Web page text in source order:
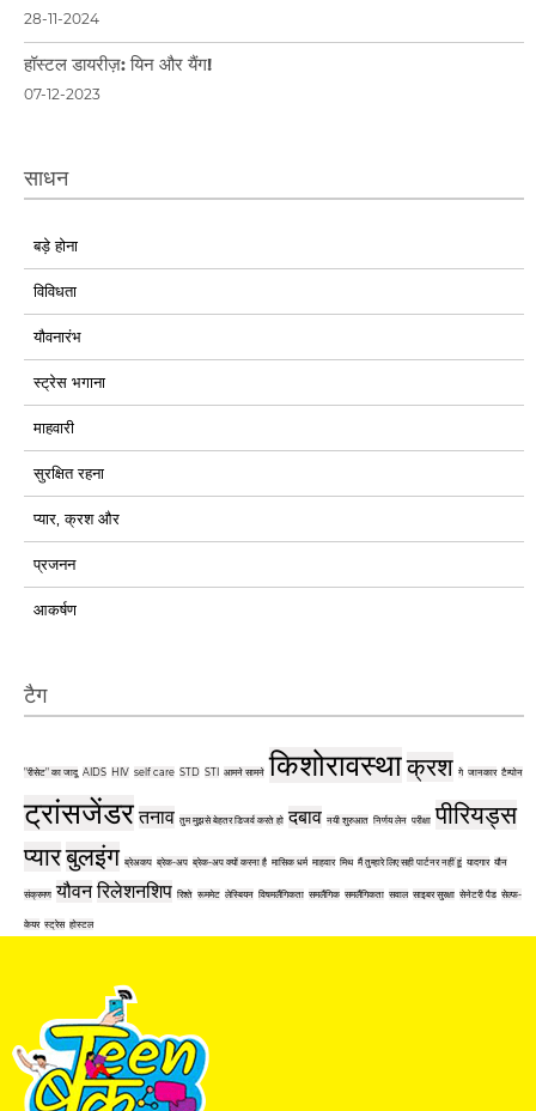
28-11-2024
हॉस्टल डायरीज़: यिन और यैंग!
07-12-2023
साधन
बड़े होना
विविधता
यौवनारंभ
स्ट्रेस भगाना
माहवारी
सुरक्षित रहना
प्यार, क्रश और
प्रजनन
आकर्षण
टैग
"रीसेट" का जादू AIDS HIV self care STD STI आमने सामने किशोरावस्थाक्रश गे जानकार टैम्पोन
ट्रांसजेंडर तनाव तुम मुझसे बेहतर डिजर्व करते हो दबाव नयी शुरुआत निर्णय लेन परीक्षा पीरियड्स
प्यारबुलइंग ब्रेअकप ब्रेक-अप ब्रेक-अप क्यों करना है मासिक धर्म माहवार मिथ मैं तुम्हारे लिए सही पार्टनर नहीं हूं यादगार यौन
संक्रमण यौवन रिलेशनशिप रिश्ते रूममेट लेस्बियन विषमलैंगिकता समलैंगिक समलैंगिकता सवाल साइबर सुरक्षा सेनेटरी पैड सेल्फ-
केयर स्ट्रेस होस्टल